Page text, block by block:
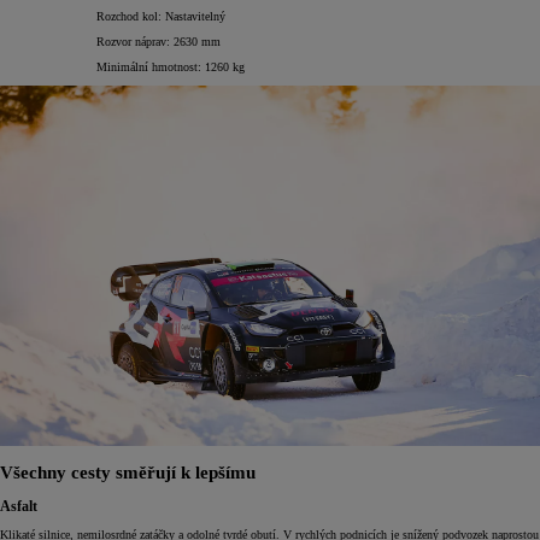
Rozchod kol: Nastavitelný
Rozvor náprav: 2630 mm
Minimální hmotnost: 1260 kg
Všechny cesty směřují k lepšímu
Asfalt
Klikaté silnice, nemilosrdné zatáčky a odolné tvrdé obutí. V rychlých podnicích je snížený podvozek naprostou